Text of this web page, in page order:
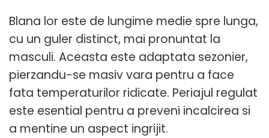
Blana lor este de lungime medie spre lunga,
cu un guler distinct, mai pronuntat la
masculi. Aceasta este adaptata sezonier,
pierzandu-se masiv vara pentru a face
fata temperaturilor ridicate. Periajul regulat
este esential pentru a preveni incalcirea si
a mentine un aspect ingrijit.